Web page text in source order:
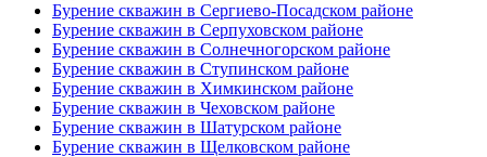
Бурение скважин в Сергиево-Посадском районе
Бурение скважин в Серпуховском районе
Бурение скважин в Солнечногорском районе
Бурение скважин в Ступинском районе
Бурение скважин в Химкинском районе
Бурение скважин в Чеховском районе
Бурение скважин в Шатурском районе
Бурение скважин в Щелковском районе